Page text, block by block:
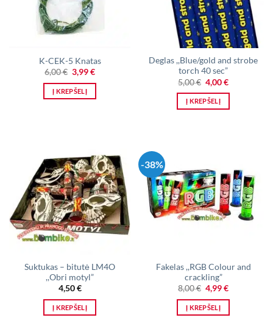
K-CEK-5 Knatas
6,00€ Original
price
was:
6,00 €.
3,99€Current
is:
Į KREPŠELĮ
Deglas ,,Blue/gold and strobe
torch 40 sec”
5,00€ Original
price
was:
5,00 €.
4,00€Current
Į KREPŠELĮ
Suktukas – bitutė LM4O
,,Obri motyl”
4,50€
Į KREPŠELĮ
-38%
Fakelas ,,RGB Colour and
crackling”
8,00€ Original
price
was:
8,00 €.
4,99€Current
is:
Į KREPŠELĮ